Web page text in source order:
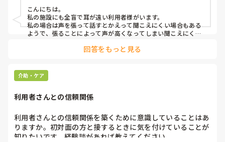
よろしくお願いします。
こんにちは。
私の施設にも全盲で耳が遠い利用者様がいます。
私の場合は声を張って話すとかえって聞こえにくい場合もある
ようで、張ることによって声が高くなってしまい聞こえにくい
回答をもっと見る
介助・ケア
利用者さんとの信頼関係
利用者さんとの信頼関係を築くために意識していることはあ
りますか。初対面の方と接するときに気を付けていることが
知りたいです。経験談があれば教えてください。